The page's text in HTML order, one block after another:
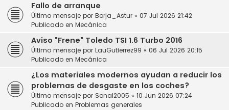
Fallo de arranque
Último mensaje por Borja_Astur « 07 Jul 2026 21:42
Publicado en Mecánica
Aviso "Frene" Toledo TSI 1.6 Turbo 2016
Último mensaje por LauGutierrez99 « 06 Jul 2026 20:15
Publicado en Mecánica
¿Los materiales modernos ayudan a reducir los
problemas de desgaste en los coches?
Último mensaje por Sonal2005 « 10 Jun 2026 07:24
Publicado en Problemas generales